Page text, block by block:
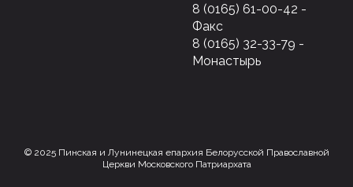
8 (0165) 61-00-42 -
Факс
8 (0165) 32-33-79 -
Монастырь
© 2025 Пинская и Лунинецкая епархия Белорусской Православной
Церкви Московского Патриархата